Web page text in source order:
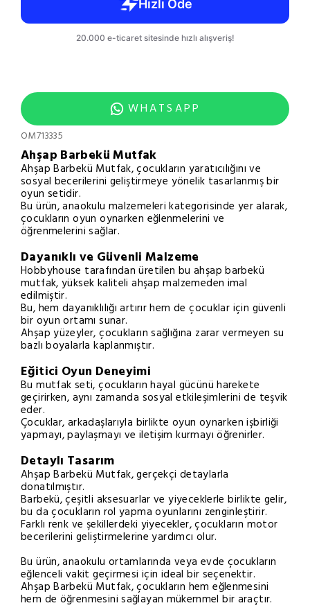
WHATSAPP
OM713335
Ahşap Barbekü Mutfak
Ahşap Barbekü Mutfak, çocukların yaratıcılığını ve
sosyal becerilerini geliştirmeye yönelik tasarlanmış bir
oyun setidir.
Bu ürün, anaokulu malzemeleri kategorisinde yer alarak,
çocukların oyun oynarken eğlenmelerini ve
öğrenmelerini sağlar.
Dayanıklı ve Güvenli Malzeme
Hobbyhouse tarafından üretilen bu ahşap barbekü
mutfak, yüksek kaliteli ahşap malzemeden imal
edilmiştir.
Bu, hem dayanıklılığı artırır hem de çocuklar için güvenli
bir oyun ortamı sunar.
Ahşap yüzeyler, çocukların sağlığına zarar vermeyen su
bazlı boyalarla kaplanmıştır.
Eğitici Oyun Deneyimi
Bu mutfak seti, çocukların hayal gücünü harekete
geçirirken, aynı zamanda sosyal etkileşimlerini de teşvik
eder.
Çocuklar, arkadaşlarıyla birlikte oyun oynarken işbirliği
yapmayı, paylaşmayı ve iletişim kurmayı öğrenirler.
Detaylı Tasarım
Ahşap Barbekü Mutfak, gerçekçi detaylarla
donatılmıştır.
Barbekü, çeşitli aksesuarlar ve yiyeceklerle birlikte gelir,
bu da çocukların rol yapma oyunlarını zenginleştirir.
Farklı renk ve şekillerdeki yiyecekler, çocukların motor
becerilerini geliştirmelerine yardımcı olur.
Bu ürün, anaokulu ortamlarında veya evde çocukların
eğlenceli vakit geçirmesi için ideal bir seçenektir.
Ahşap Barbekü Mutfak, çocukların hem eğlenmesini
hem de öğrenmesini sağlayan mükemmel bir araçtır.